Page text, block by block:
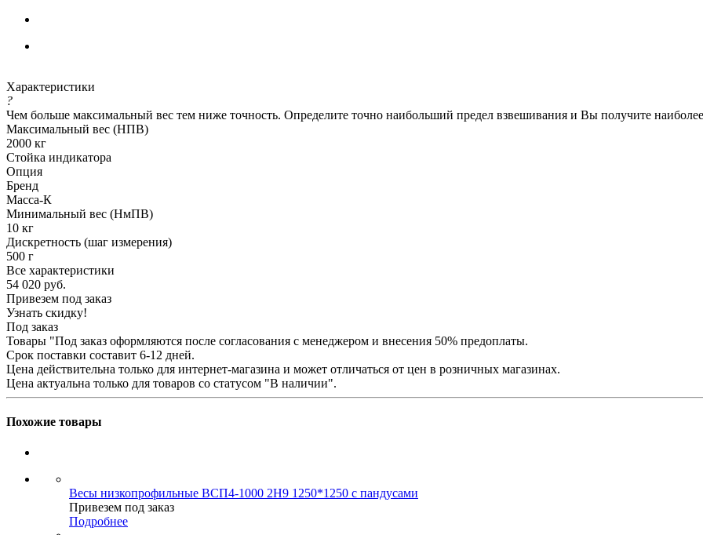
Характеристики
?
Чем больше максимальный вес тем ниже точность. Определите точно наибольший предел взвешивания и Вы получите
Максимальный вес (НПВ)
2000 кг
Стойка индикатора
Опция
Бренд
Масса-К
Минимальный вес (НмПВ)
10 кг
Дискретность (шаг измерения)
500 г
Все характеристики
54 020 руб.
Привезем под заказ
Узнать скидку!
Под заказ
Товары "Под заказ оформляются после согласования с менеджером и внесения 50% предоплаты.
Срок поставки составит 6-12 дней.
Цена действительна только для интернет-магазина и может отличаться от цен в розничных магазинах.
Цена актуальна только для товаров со статусом "В наличии".
Похожие товары
Весы низкопрофильные ВСП4-1000 2Н9 1250*1250 с пандусами
Привезем под заказ
Подробнее